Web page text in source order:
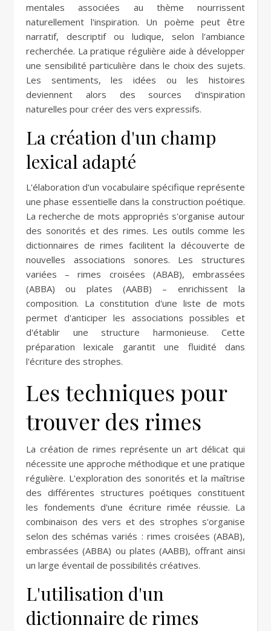
mentales associées au thème nourrissent
naturellement l'inspiration. Un poème peut être
narratif, descriptif ou ludique, selon l'ambiance
recherchée. La pratique régulière aide à développer
une sensibilité particulière dans le choix des sujets.
Les sentiments, les idées ou les histoires
deviennent alors des sources d'inspiration
naturelles pour créer des vers expressifs.
La création d'un champ
lexical adapté
L'élaboration d'un vocabulaire spécifique représente
une phase essentielle dans la construction poétique.
La recherche de mots appropriés s'organise autour
des sonorités et des rimes. Les outils comme les
dictionnaires de rimes facilitent la découverte de
nouvelles associations sonores. Les structures
variées – rimes croisées (ABAB), embrassées
(ABBA) ou plates (AABB) – enrichissent la
composition. La constitution d'une liste de mots
permet d'anticiper les associations possibles et
d'établir une structure harmonieuse. Cette
préparation lexicale garantit une fluidité dans
l'écriture des strophes.
Les techniques pour
trouver des rimes
La création de rimes représente un art délicat qui
nécessite une approche méthodique et une pratique
régulière. L'exploration des sonorités et la maîtrise
des différentes structures poétiques constituent
les fondements d'une écriture rimée réussie. La
combinaison des vers et des strophes s'organise
selon des schémas variés : rimes croisées (ABAB),
embrassées (ABBA) ou plates (AABB), offrant ainsi
un large éventail de possibilités créatives.
L'utilisation d'un
dictionnaire de rimes